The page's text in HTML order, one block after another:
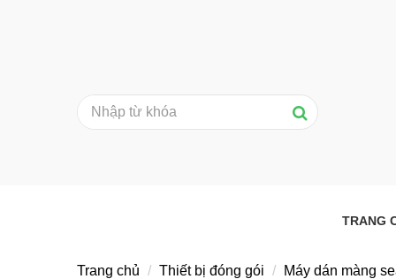
TRANG
Trang chủ Thiết bị đóng gói Máy dán màng